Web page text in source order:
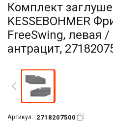
Комплект
KESSEBOHMER
FreeSwing, левая
антрацит,
Артикул: 2718207500